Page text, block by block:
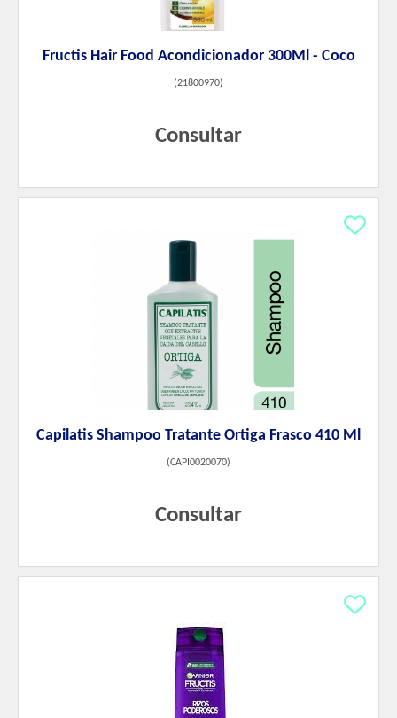
Fructis Hair Food Acondicionador 300Ml - Coco
(21800970)
Consultar
Capilatis Shampoo Tratante Ortiga Frasco 410 Ml
(CAPI0020070)
Consultar